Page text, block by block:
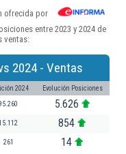
ofrecida por
entre 2023 y 2024 de
ventas:
2024 - Ventas
2024 Evolución Posiciones
5.626
854
261 14